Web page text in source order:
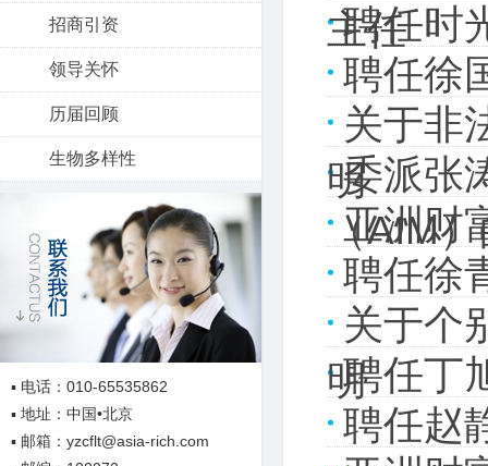
招商引资
领导关怀
历届回顾
生物多样性
▪ 电话：010-65535862
▪ 地址：中国•北京
▪ 邮箱：yzcflt@asia-rich.com
主任
聘任时
聘任徐
关于非
明
委派张
（AIM
亚洲财
聘任徐
关于个
明
聘任丁
聘任赵